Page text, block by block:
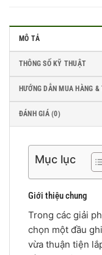
MÔ TẢ
THÔNG SỐ KỸ THUẬT
HƯỚNG DẪN MUA HÀNG &
ĐÁNH GIÁ (0)
Mục lục
Giới thiệu chung
Trong các giải
chọn một đầu
vừa thuận tiện